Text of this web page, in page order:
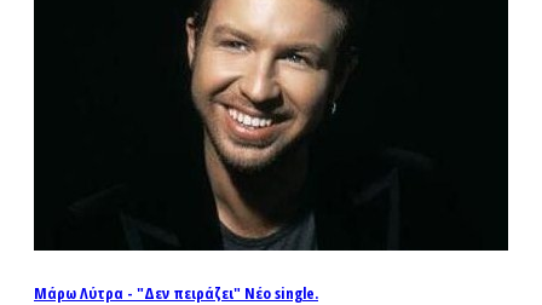
Μάρω Λύτρα - "Δεν πειράζει" Νέο single.